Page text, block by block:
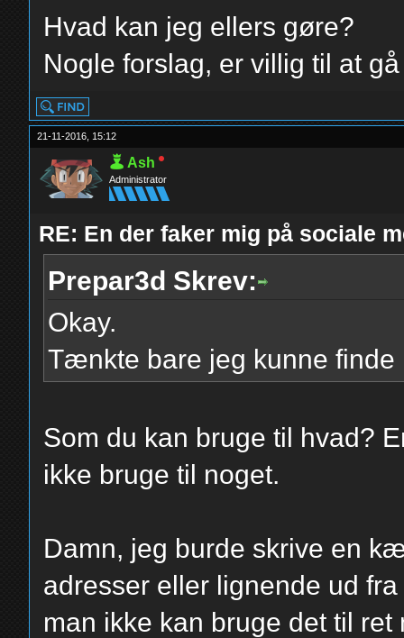
Hvad kan jeg ellers gøre?
Nogle forslag, er villig til at
21-11-2016, 15:12
Ash
Administrator
RE: En der faker mig på sociale
Prepar3d Skrev:
Okay.
Tænkte bare jeg kunne finde
Som du kan bruge til hvad?
ikke bruge til noget.
Damn, jeg burde skrive en
adresser eller lignende ud
man ikke kan bruge det til ret